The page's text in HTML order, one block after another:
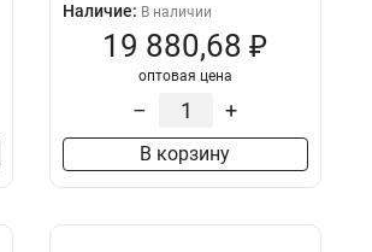
Наличие: В наличии
19 880,68 ₽
оптовая цена
– +
В корзину